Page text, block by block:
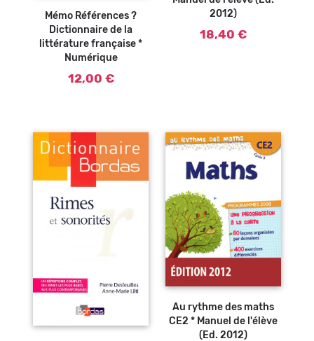
Mémo Références ?
Dictionnaire de la
littérature française *
Numérique
12,00 €
2012)
18,40 €
Ajouter au
Au rythme des maths
CE2 * Manuel de l'élève
(Ed. 2012)